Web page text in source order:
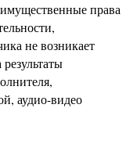
права
не возникает
аудио-видео